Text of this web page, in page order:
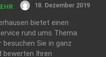
18. Dezember 2019
bietet einen
rund ums Thema
Sie in ganz
bewerten Ihren